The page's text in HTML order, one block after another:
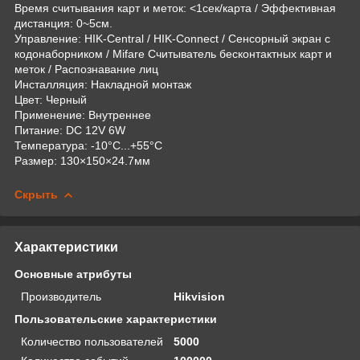
Время считывания карт и меток: <1сек/карта / Эффективная
дистанция: 0~5см.
Управление: HIK-Central / HIK-Connect / Сенсорный экран с
кодонаборником / Mifare Считыватель бесконтактных карт и
меток / Распознавание лиц
Инсталляция: Накладной монтаж
Цвет: Черный
Применение: Внутреннее
Питание: DC 12V 6W
Температура: -10°C...+55°C
Размер: 130×150×24.7мм
Скрыть
Характеристики
Основные атрибуты
Производитель
Hikvision
Пользовательские характеристики
Количество пользователей
5000